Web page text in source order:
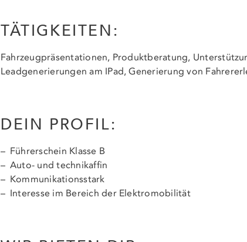
TÄTIGKEITEN:
Fahrzeugpräsentationen, Produktberatung,
Leadgenerierungen am IPad, Generierung von
DEIN PROFIL:
Führerschein Klasse B
Auto- und technikaffin
Kommunikationsstark
Interesse im Bereich der Elektromobilität